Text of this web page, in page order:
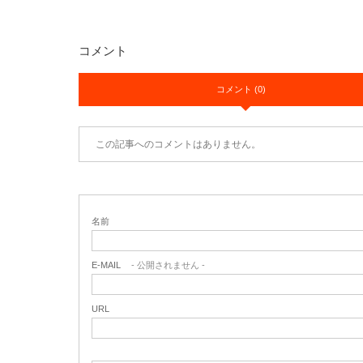
コメント
コメント (0)
この記事へのコメントはありません。
名前
E-MAIL - 公開されません -
URL